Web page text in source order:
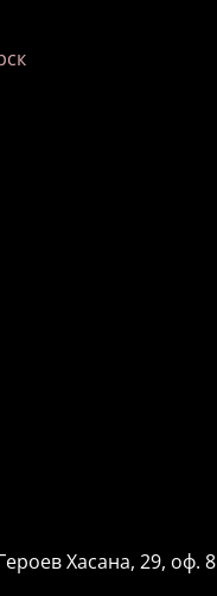
Хасана, 29, оф. 8